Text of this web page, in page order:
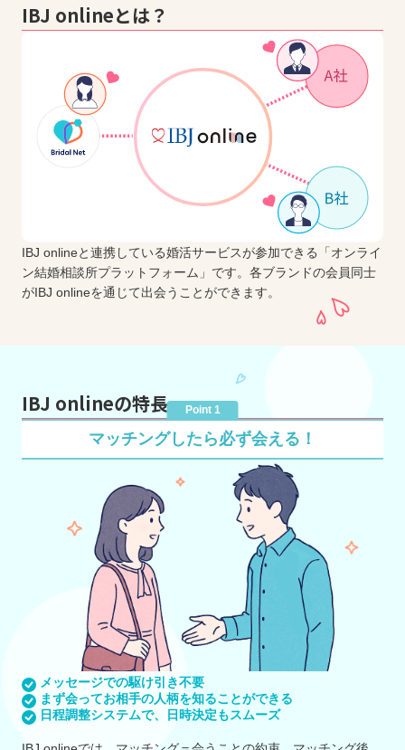
IBJ onlineとは？
IBJ onlineと連携している婚活サービスが参加できる「オンライ
ン結婚相談所プラットフォーム」です。各ブランドの会員同士
がIBJ onlineを通じて出会うことができます。
IBJ onlineの特長 Point 1
マッチングしたら必ず会える！
メッセージでの駆け引き不要
まず会ってお相手の人柄を知ることができる
日程調整システムで、日時決定もスムーズ